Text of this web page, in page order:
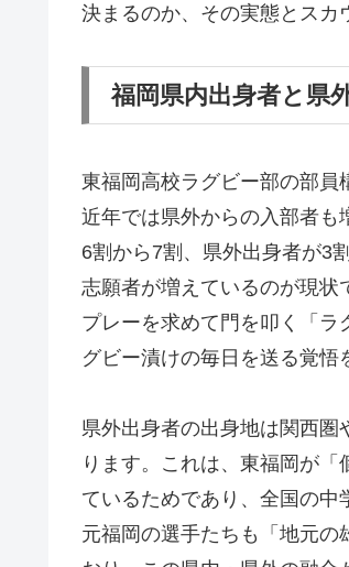
決まるのか、その実態とスカ
福岡県内出身者と県
東福岡高校ラグビー部の部員
近年では県外からの入部者も
6割から7割、県外出身者が3
志願者が増えているのが現状
プレーを求めて門を叩く「ラ
グビー漬けの毎日を送る覚悟
県外出身者の出身地は関西圏
ります。これは、東福岡が
ているためであり、全国の
元福岡の選手たちも「地元の